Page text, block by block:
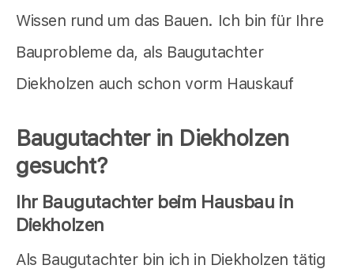
Wissen rund um das Bauen. Ich bin für Ihre
Bauprobleme da, als Baugutachter
Diekholzen auch schon vorm Hauskauf
Baugutachter in Diekholzen
gesucht?
Ihr Baugutachter beim Hausbau in
Diekholzen
Als Baugutachter bin ich in Diekholzen tätig